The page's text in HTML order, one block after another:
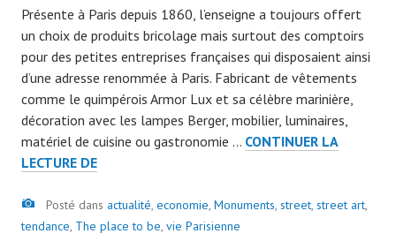
r
a
d
m
i
n
7
9
Présente à Paris depuis 1860, l’enseigne a toujours offert
un choix de produits bricolage mais surtout des comptoirs
pour des petites entreprises françaises qui disposaient ainsi
d’une adresse renommée à Paris. Fabricant de vêtements
comme le quimpérois Armor Lux et sa célèbre marinière,
décoration avec les lampes Berger, mobilier, luminaires,
matériel de cuisine ou gastronomie … CONTINUER LA
LECTURE DEBHV
LE
FLAGSHIP
Image
Posté dans actualité, economie, Monuments, street, street art,
tendance, The place to be, vie Parisienne